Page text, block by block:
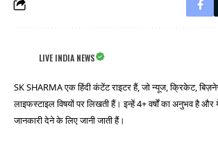
LIVE INDIA NEWS
SK SHARMA एक हिंदी कंटेंट राइटर हैं, जो न्यूज, क्रिकेट,
लाइफस्टाइल विषयों पर लिखती हैं। इन्हें 4+ वर्षों का अनुभव है और
जानकारी देने के लिए जानी जाती हैं।